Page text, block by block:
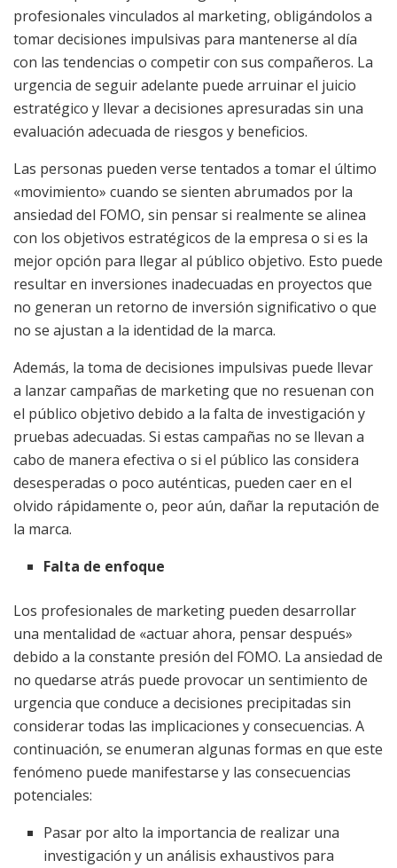
profesionales vinculados al marketing, obligándolos a
tomar decisiones impulsivas para mantenerse al día
con las tendencias o competir con sus compañeros. La
urgencia de seguir adelante puede arruinar el juicio
estratégico y llevar a decisiones apresuradas sin una
evaluación adecuada de riesgos y beneficios.
Las personas pueden verse tentados a tomar el último
«movimiento» cuando se sienten abrumados por la
ansiedad del FOMO, sin pensar si realmente se alinea
con los objetivos estratégicos de la empresa o si es la
mejor opción para llegar al público objetivo. Esto puede
resultar en inversiones inadecuadas en proyectos que
no generan un retorno de inversión significativo o que
no se ajustan a la identidad de la marca.
Además, la toma de decisiones impulsivas puede llevar
a lanzar campañas de marketing que no resuenan con
el público objetivo debido a la falta de investigación y
pruebas adecuadas. Si estas campañas no se llevan a
cabo de manera efectiva o si el público las considera
desesperadas o poco auténticas, pueden caer en el
olvido rápidamente o, peor aún, dañar la reputación de
la marca.
Falta de enfoque
Los profesionales de marketing pueden desarrollar
una mentalidad de «actuar ahora, pensar después»
debido a la constante presión del FOMO. La ansiedad de
no quedarse atrás puede provocar un sentimiento de
urgencia que conduce a decisiones precipitadas sin
considerar todas las implicaciones y consecuencias. A
continuación, se enumeran algunas formas en que este
fenómeno puede manifestarse y las consecuencias
potenciales:
Pasar por alto la importancia de realizar una
investigación y un análisis exhaustivos para